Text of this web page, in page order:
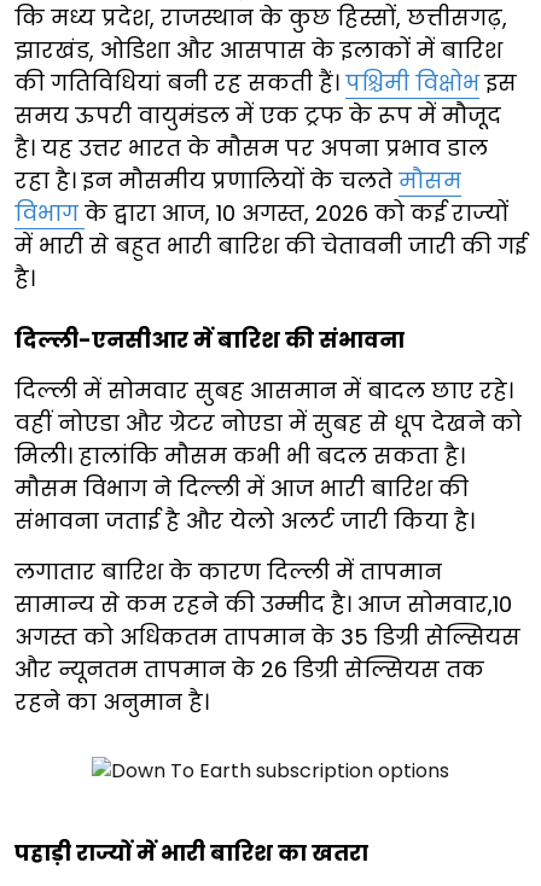
कि मध्य प्रदेश, राजस्थान के कुछ हिस्सों, छत्तीसगढ़,
झारखंड, ओडिशा और आसपास के इलाकों में बारिश
की गतिविधियां बनी रह सकती हैं। पश्चिमी विक्षोभइस
समय ऊपरी वायुमंडल में एक ट्रफ के रूप में मौजूद
है। यह उत्तर भारत के मौसम पर अपना प्रभाव डाल
रहा है। इन मौसमीय प्रणालियों के चलते मौसम
विभाग के द्वारा आज, 10 अगस्त, 2026 को कई राज्यों
में भारी से बहुत भारी बारिश की चेतावनी जारी की गई
है।
दिल्ली-एनसीआर में बारिश की संभावना
दिल्ली में सोमवार सुबह आसमान में बादल छाए रहे।
वहीं नोएडा और ग्रेटर नोएडा में सुबह से धूप देखने को
मिली। हालांकि मौसम कभी भी बदल सकता है।
मौसम विभाग ने दिल्ली में आज भारी बारिश की
संभावना जताई है और येलो अलर्ट जारी किया है।
लगातार बारिश के कारण दिल्ली में तापमान
सामान्य से कम रहने की उम्मीद है। आज सोमवार,10
अगस्त को अधिकतम तापमान के 35 डिग्री सेल्सियस
और न्यूनतम तापमान के 26 डिग्री सेल्सियस तक
रहने का अनुमान है।
पहाड़ी राज्यों में भारी बारिश का खतरा